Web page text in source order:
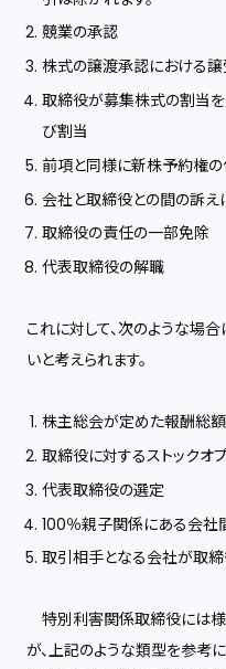
競業の承認
株式の譲渡承認における
取締役が募集株式の割当を
び割当
前項と同様に新株予約権
会社と取締役との間の訴
取締役の責任の一部免除
代表取締役の解職
これに対して、次のような場
いと考えられます。
株主総会が定めた報酬総
取締役に対するストックオ
代表取締役の選定
100％親子関係にある会社
取引相手となる会社が取
特別利害関係取締役には様
が、上記のような類型を参考